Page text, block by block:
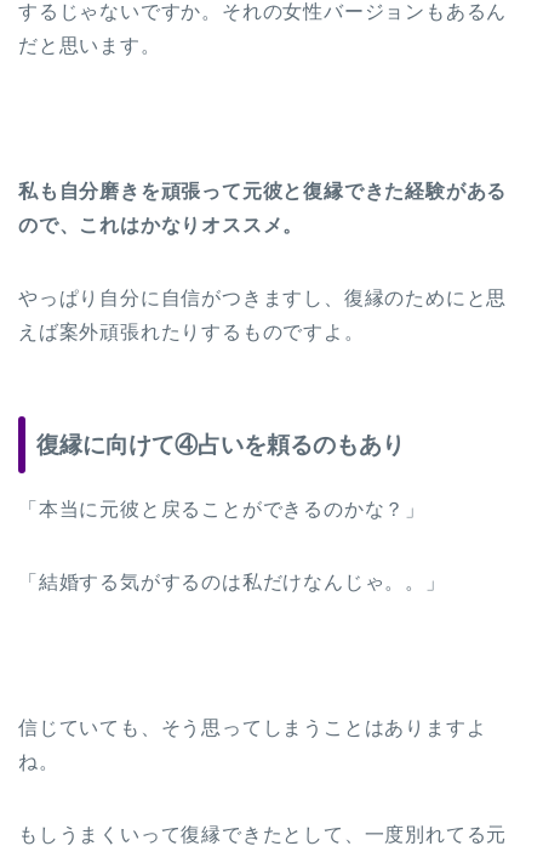
するじゃないですか。それの女性バージョンもあるん
だと思います。
私も自分磨きを頑張って元彼と復縁できた経験がある
ので、これはかなりオススメ。
やっぱり自分に自信がつきますし、復縁のためにと思
えば案外頑張れたりするものですよ。
復縁に向けて④占いを頼るのもあり
「本当に元彼と戻ることができるのかな？」
「結婚する気がするのは私だけなんじゃ。。」
信じていても、そう思ってしまうことはありますよ
ね。
もしうまくいって復縁できたとして、一度別れてる元